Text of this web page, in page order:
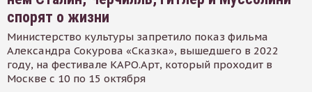
спорят о жизни
Министерство культуры запретило показ фильма
Александра Сокурова «Сказка», вышедшего в 2022
году, на фестивале КАРО.Арт, который проходит в
Москве с 10 по 15 октября